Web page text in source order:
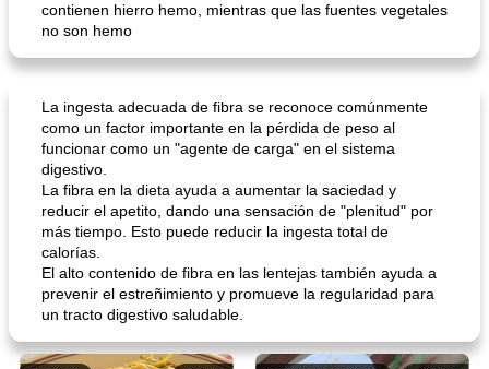
contienen hierro hemo, mientras que las fuentes vegetales
no son hemo
La ingesta adecuada de fibra se reconoce comúnmente
como un factor importante en la pérdida de peso al
funcionar como un "agente de carga" en el sistema
digestivo.
La fibra en la dieta ayuda a aumentar la saciedad y
reducir el apetito, dando una sensación de "plenitud" por
más tiempo. Esto puede reducir la ingesta total de
calorías.
El alto contenido de fibra en las lentejas también ayuda a
prevenir el estreñimiento y promueve la regularidad para
un tracto digestivo saludable.